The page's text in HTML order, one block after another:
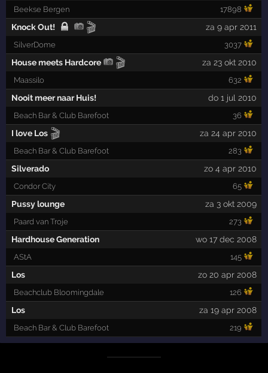
Beekse Bergen 17898
Knock Out! 🎬 za 9 apr 2011
SilverDome 3037
House meets Hardcore 🎬 za 23 okt 2010
Maassilo 632
Nooit meer naar Huis! do 1 jul 2010
Beach Bar & Club Barefoot 36
I love Los 🎬 za 24 apr 2010
Beach Bar & Club Barefoot 283
Silverado zo 4 apr 2010
Condor City 65
Pussy lounge za 3 okt 2009
Paard van Troje 273
Hardhouse Generation wo 17 dec 2008
AStA 145
Los zo 20 apr 2008
Beachclub Bloomingdale 126
Los za 19 apr 2008
Beach Bar & Club Barefoot 219